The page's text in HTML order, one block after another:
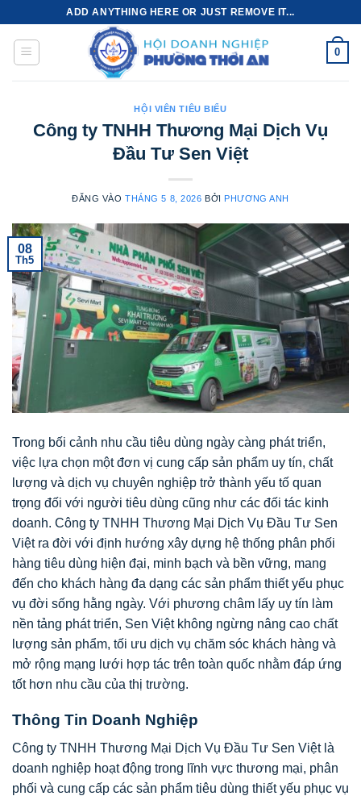
dung
ADD ANYTHING HERE OR JUST REMOVE IT...
0
HỘI VIÊN TIÊU BIỂU
Công ty TNHH Thương Mại Dịch Vụ
Đầu Tư Sen Việt
ĐĂNG VÀOTHÁNG 5 8, 2026 BỞI PHƯƠNG ANH
08
Th5
Trong bối cảnh nhu cầu tiêu dùng ngày càng phát triển,
việc lựa chọn một đơn vị cung cấp sản phẩm uy tín, chất
lượng và dịch vụ chuyên nghiệp trở thành yếu tố quan
trọng đối với người tiêu dùng cũng như các đối tác kinh
doanh. Công ty TNHH Thương Mại Dịch Vụ Đầu Tư Sen
Việt ra đời với định hướng xây dựng hệ thống phân phối
hàng tiêu dùng hiện đại, minh bạch và bền vững, mang
đến cho khách hàng đa dạng các sản phẩm thiết yếu phục
vụ đời sống hằng ngày. Với phương châm lấy uy tín làm
nền tảng phát triển, Sen Việt không ngừng nâng cao chất
lượng sản phẩm, tối ưu dịch vụ chăm sóc khách hàng và
mở rộng mạng lưới hợp tác trên toàn quốc nhằm đáp ứng
tốt hơn nhu cầu của thị trường.
Thông Tin Doanh Nghiệp
Công ty TNHH Thương Mại Dịch Vụ Đầu Tư Sen Việt là
doanh nghiệp hoạt động trong lĩnh vực thương mại, phân
phối và cung cấp các sản phẩm tiêu dùng thiết yếu phục vụ